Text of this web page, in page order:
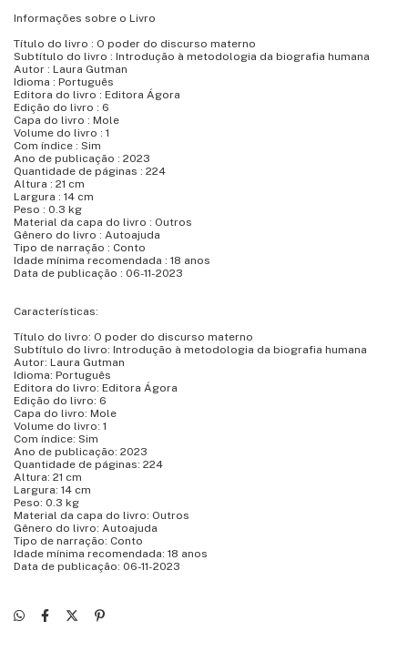
Informações sobre o Livro
Título do livro : O poder do discurso materno
Subtítulo do livro : Introdução à metodologia da biografia humana
Autor : Laura Gutman
Idioma : Português
Editora do livro : Editora Ágora
Edição do livro : 6
Capa do livro : Mole
Volume do livro : 1
Com índice : Sim
Ano de publicação : 2023
Quantidade de páginas : 224
Altura : 21 cm
Largura : 14 cm
Peso : 0.3 kg
Material da capa do livro : Outros
Gênero do livro : Autoajuda
Tipo de narração : Conto
Idade mínima recomendada : 18 anos
Data de publicação : 06-11-2023
Características:
Título do livro: O poder do discurso materno
Subtítulo do livro: Introdução à metodologia da biografia humana
Autor: Laura Gutman
Idioma: Português
Editora do livro: Editora Ágora
Edição do livro: 6
Capa do livro: Mole
Volume do livro: 1
Com índice: Sim
Ano de publicação: 2023
Quantidade de páginas: 224
Altura: 21 cm
Largura: 14 cm
Peso: 0.3 kg
Material da capa do livro: Outros
Gênero do livro: Autoajuda
Tipo de narração: Conto
Idade mínima recomendada: 18 anos
Data de publicação: 06-11-2023